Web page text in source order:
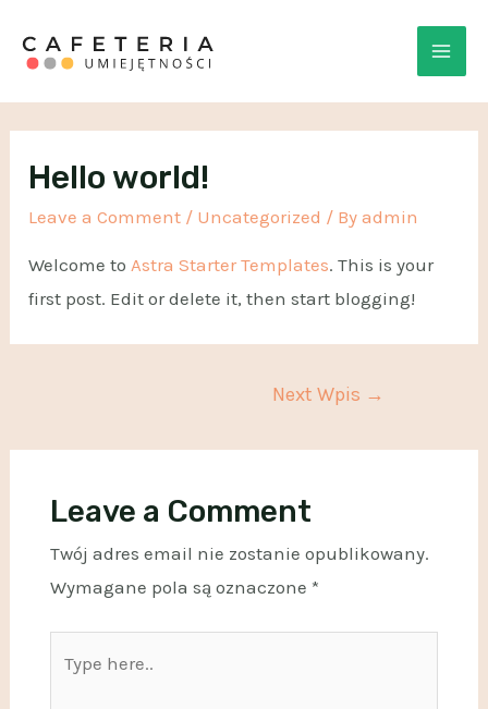
Hello world!
Leave a Comment / Uncategorized / Byadmin
Welcome toAstra Starter Templates. This is your
first post. Edit or delete it, then start blogging!
Next Wpis →
Leave a Comment
Twój adres email nie zostanie opublikowany.
Wymagane pola są oznaczone *